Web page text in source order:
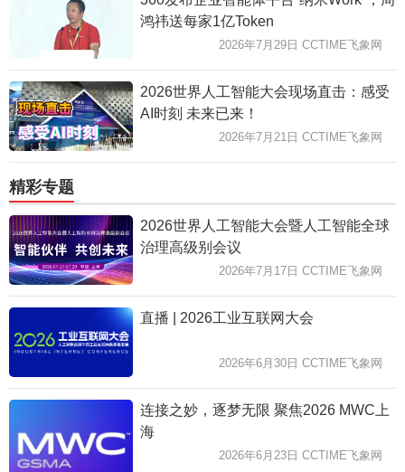
鸿祎送每家1亿Token
2026年7月29日 CCTIME飞象网
2026世界人工智能大会现场直击：感受
AI时刻 未来已来！
2026年7月21日 CCTIME飞象网
精彩专题
2026世界人工智能大会暨人工智能全球
治理高级别会议
2026年7月17日 CCTIME飞象网
直播 | 2026工业互联网大会
2026年6月30日 CCTIME飞象网
连接之妙，逐梦无限 聚焦2026 MWC上
海
2026年6月23日 CCTIME飞象网